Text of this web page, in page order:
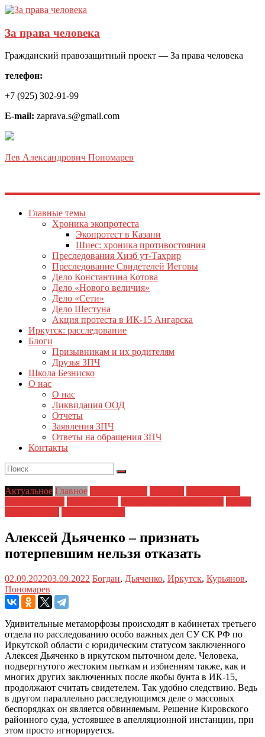
За права человека
Гражданский правозащитный проект — За права человека
телефон:
+7 (925) 302-91-99
E-mail: zaprava.s@gmail.com
Лев Александрович Пономарев
Главные темы
Хроника экопротеста
Экопротест в Казани
Шиес: хроника противостояния
Преследования Хизб ут-Тахрир
Преследование Свидетелей Иеговы
Дело Константина Котова
Дело «Нового величия»
Дело «Сети»
Дело Шестуна
Акция протеста в ИК-15 Ангарска
Иркутск: расследование
Блоги
Призывникам и их родителям
Друзья ЗПЧ
Школа Безниско
О нас
О нас
Ликвидация ООД
Отчеты
Заявления ЗПЧ
Ответы на обращения ЗПЧ
Контакты
Актуальное Главное
Алексей Дьяченко – признать
потерпевшим нельзя отказать
02.09.202203.09.2022 Богдан, Дьяченко, Иркутск, Курьянов,
Пономарев
Удивительные метаморфозы происходят в кабинетах третьего
отдела по расследованию особо важных дел СУ СК РФ по
Иркутской области с юридическим статусом заключенного
Алексея Дьяченко в иркутском пыточном деле. Человека,
подвергнутого жестоким пыткам и избиениям также, как и
многих других заключенных после якобы бунта в ИК-15,
продолжают считать свидетелем. Так удобно следствию. Ведь
в другом параллельно расследующимся деле о массовых
беспорядках он является обвиняемым. Решение Кировского
районного суда, устоявшее в апелляционной инстанции, при
этом просто игнорируется.